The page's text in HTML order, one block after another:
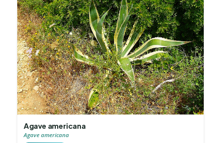
Agave americana
Agave americana